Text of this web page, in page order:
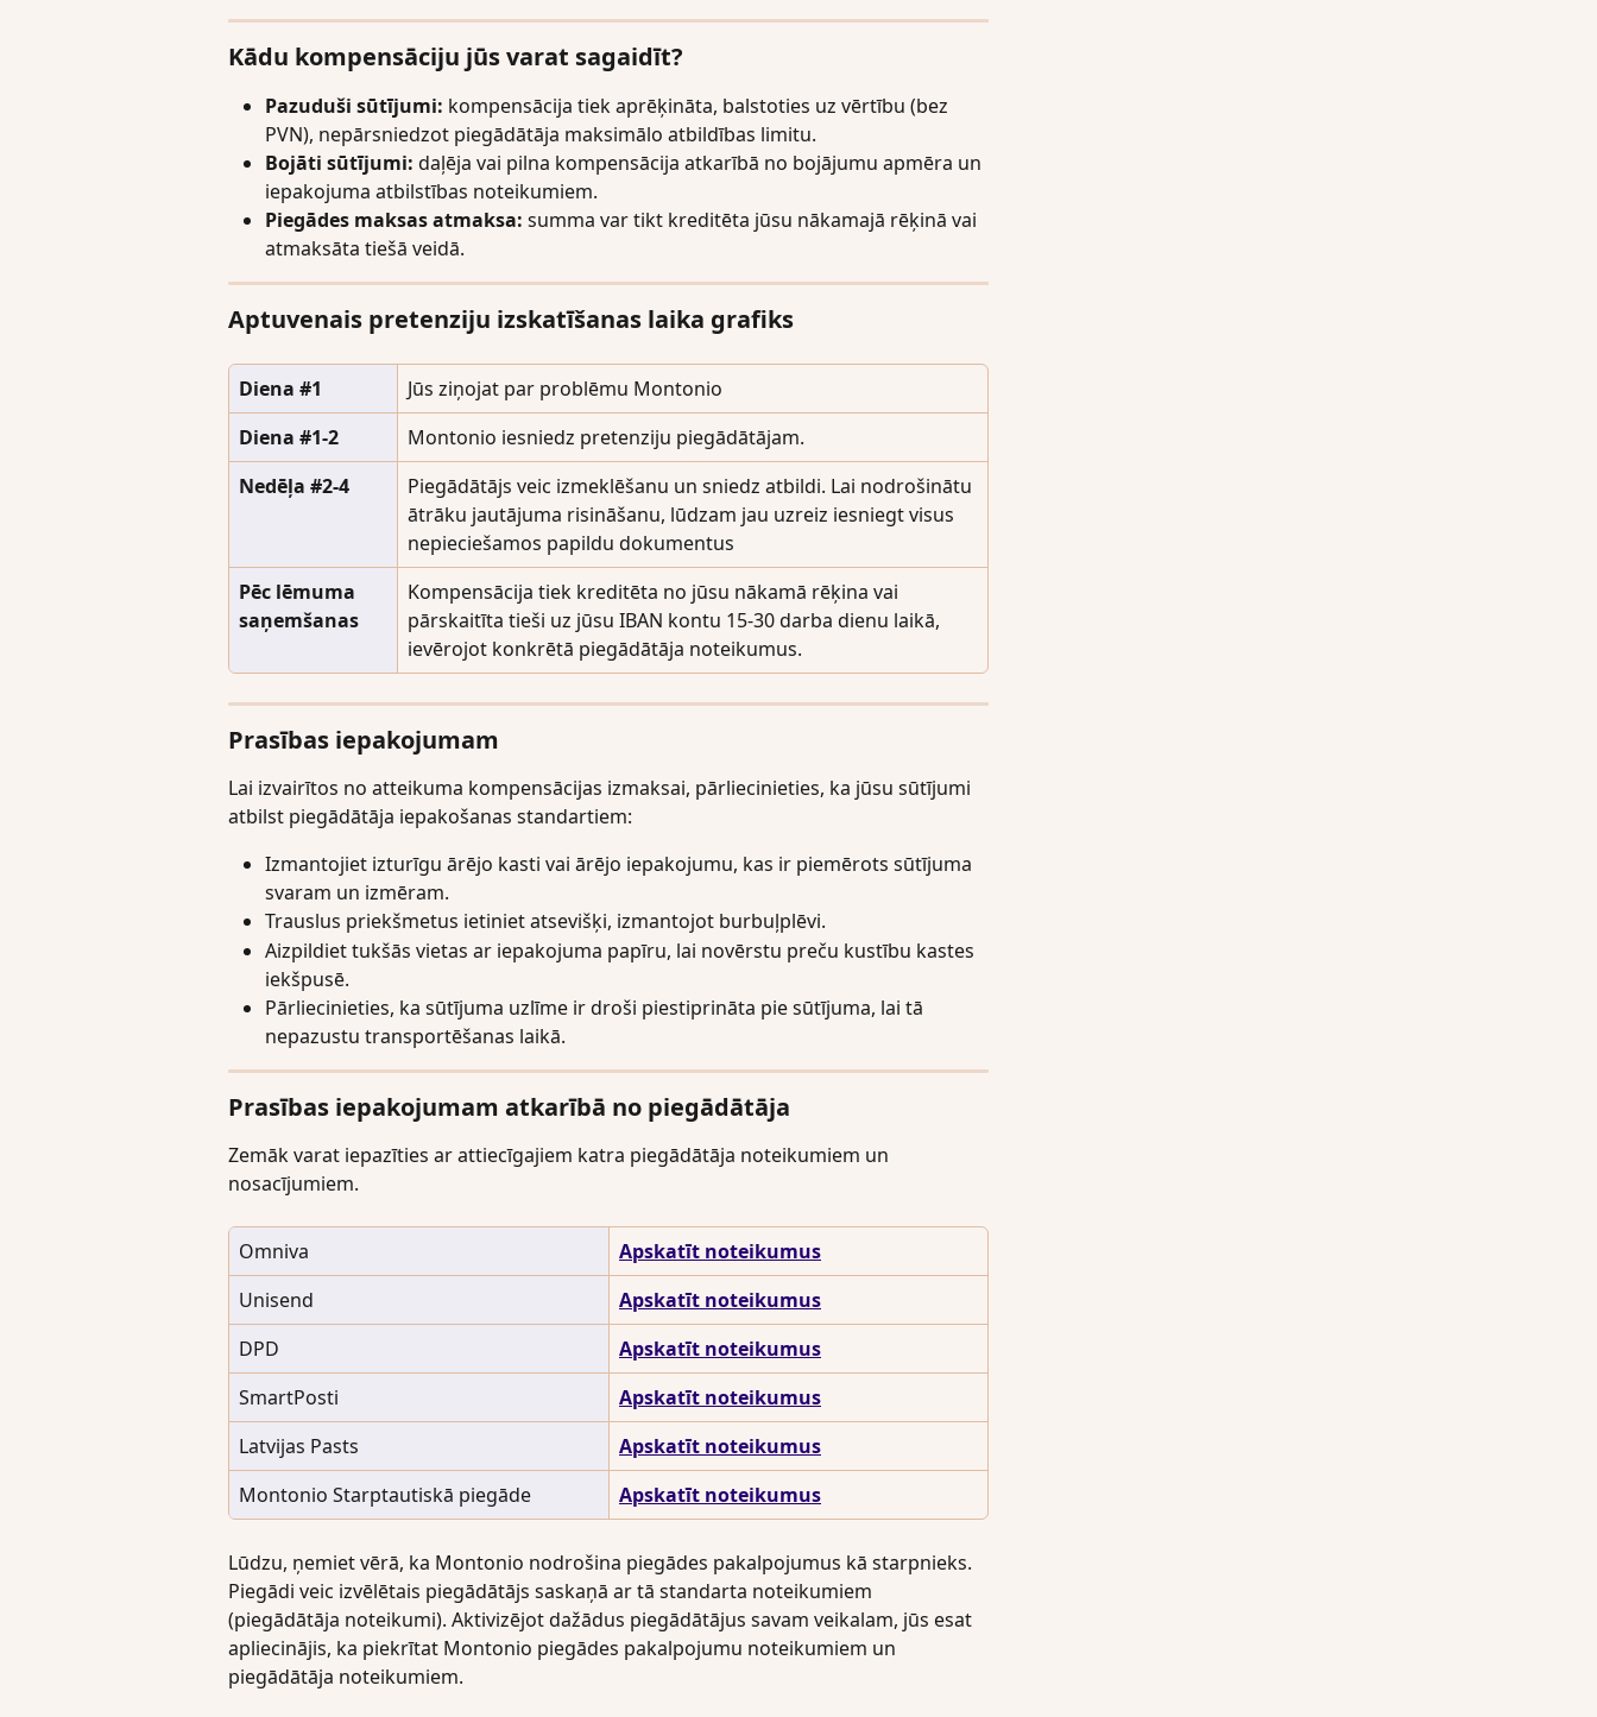
Kādu kompensāciju jūs varat sagaidīt?
Pazuduši sūtījumi: kompensācija tiek aprēķināta, balstoties uz vērtību (bez
PVN), nepārsniedzot piegādātāja maksimālo atbildības limitu.
Bojāti sūtījumi: daļēja vai pilna kompensācija atkarībā no bojājumu apmēra un
iepakojuma atbilstības noteikumiem.
Piegādes maksas atmaksa: summa var tikt kreditēta jūsu nākamajā rēķinā vai
atmaksāta tiešā veidā.
Aptuvenais pretenziju izskatīšanas laika grafiks
Diena #1
Jūs ziņojat par problēmu Montonio
Diena #1-2
Montonio iesniedz pretenziju piegādātājam.
Nedēļa #2-4
Piegādātājs veic izmeklēšanu un sniedz atbildi. Lai nodrošinātu
ātrāku jautājuma risināšanu, lūdzam jau uzreiz iesniegt visus
nepieciešamos papildu dokumentus
Pēc lēmuma
saņemšanas
Kompensācija tiek kreditēta no jūsu nākamā rēķina vai
pārskaitīta tieši uz jūsu IBAN kontu 15-30 darba dienu laikā,
ievērojot konkrētā piegādātāja noteikumus.
Prasības iepakojumam
Lai izvairītos no atteikuma kompensācijas izmaksai, pārliecinieties, ka jūsu sūtījumi
atbilst piegādātāja iepakošanas standartiem:
Izmantojiet izturīgu ārējo kasti vai ārējo iepakojumu, kas ir piemērots sūtījuma
svaram un izmēram.
Trauslus priekšmetus ietiniet atsevišķi, izmantojot burbuļplēvi.
Aizpildiet tukšās vietas ar iepakojuma papīru, lai novērstu preču kustību kastes
iekšpusē.
Pārliecinieties, ka sūtījuma uzlīme ir droši piestiprināta pie sūtījuma, lai tā
nepazustu transportēšanas laikā.
Prasības iepakojumam atkarībā no piegādātāja
Zemāk varat iepazīties ar attiecīgajiem katra piegādātāja noteikumiem un
nosacījumiem.
Omniva
Apskatīt noteikumus
Unisend
Apskatīt noteikumus
DPD
Apskatīt noteikumus
SmartPosti
Apskatīt noteikumus
Latvijas Pasts
Apskatīt noteikumus
Montonio Starptautiskā piegāde
Apskatīt noteikumus
Lūdzu, ņemiet vērā, ka Montonio nodrošina piegādes pakalpojumus kā starpnieks.
Piegādi veic izvēlētais piegādātājs saskaņā ar tā standarta noteikumiem
(piegādātāja noteikumi). Aktivizējot dažādus piegādātājus savam veikalam, jūs esat
apliecinājis, ka piekrītat Montonio piegādes pakalpojumu noteikumiem un
piegādātāja noteikumiem.